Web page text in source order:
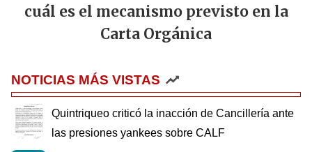
cuál es el mecanismo previsto en la
Carta Orgánica
NOTICIAS MÁS VISTAS
Quintriqueo criticó la inacción de Cancillería ante
las presiones yankees sobre CALF